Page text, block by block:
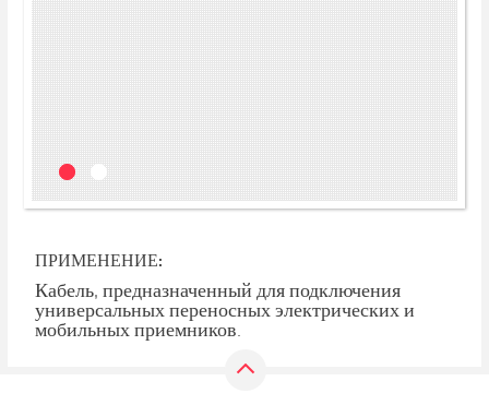
ПРИМЕНЕНИЕ:
Кабель, предназначенный для подключения
универсальных переносных электрических и
мобильных приемников.